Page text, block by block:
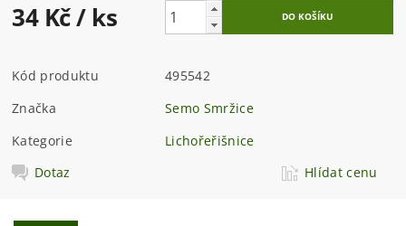
34 Kč/ ks
Kód produktu
495542
Značka
Semo Smržice
Kategorie
Lichořeřišnice
Dotaz
Hlídat cenu